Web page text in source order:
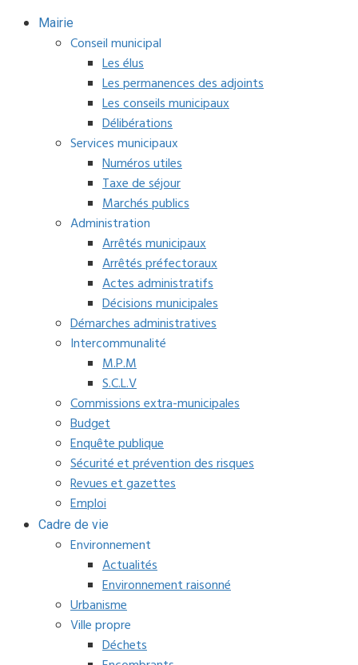
Mairie
Conseil municipal
Les élus
Les permanences des adjoints
Les conseils municipaux
Délibérations
Services municipaux
Numéros utiles
Taxe de séjour
Marchés publics
Administration
Arrêtés municipaux
Arrêtés préfectoraux
Actes administratifs
Décisions municipales
Démarches administratives
Intercommunalité
M.P.M
S.C.L.V
Commissions extra-municipales
Budget
Enquête publique
Sécurité et prévention des risques
Revues et gazettes
Emploi
Cadre de vie
Environnement
Actualités
Environnement raisonné
Urbanisme
Ville propre
Déchets